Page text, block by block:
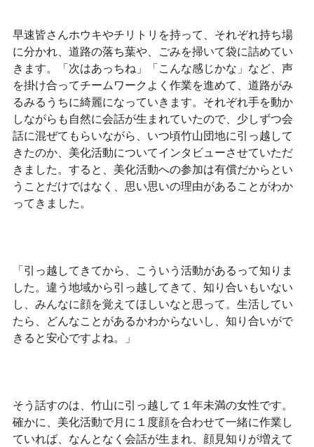
早速皆さんホウキやチリトリを持って、それぞれ持ち場
に分かれ、道路の落ち葉や、ごみを掃いて袋に詰めてい
きます。「次はあっちね」「こんな感じかな」など、声
を掛け合ってチームワークよく作業を進めて、道路がみ
るみるうちに綺麗になっていきます。それぞれ手を動か
しながらも自然に会話が生まれていたので、少しずつ会
話に混ぜてもらいながら、いつ頃竹山団地に引っ越して
きたのか、美化活動についてインタビューさせていただ
きました。すると、美化活動への参加は有償だからとい
うことだけではなく、思い思いの理由があることがわか
ってきました。
「引っ越してきてから、こういう活動があるって知りま
した。違う地域から引っ越してきて、知り合いもいない
し、みんなに顔を覚えてほしいなと思って。生活してい
たら、どんなことがあるかわからないし、知り合いがで
きると安心ですよね。」
そう話すのは、竹山に引っ越して１年未満の女性です。
確かに、美化活動で月に１度顔を合わせて一緒に作業し
ていれば、なんとなく会話が生まれ、顔見知りが増えて